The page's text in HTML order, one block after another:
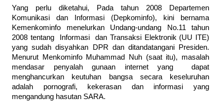
Yang perlu diketahui, Pada tahun 2008 Departemen
Komunikasi dan Informasi (Depkominfo), kini bernama
Kemenkominfo menelurkan Undang-undang No.11 tahun
2008 tentang Informasi dan Transaksi Elektronik (UU ITE)
yang sudah disyahkan DPR dan ditandatangani Presiden.
Menurut Menkominfo Muhammad Nuh (saat itu), masalah
mendasar penyalah gunaan internet yang dapat
menghancurkan keutuhan bangsa secara keseluruhan
adalah pornografi, kekerasan dan informasi yang
mengandung hasutan SARA.